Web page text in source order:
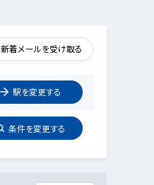
駅を変更する
条件を変更する
新着メールを受け取る